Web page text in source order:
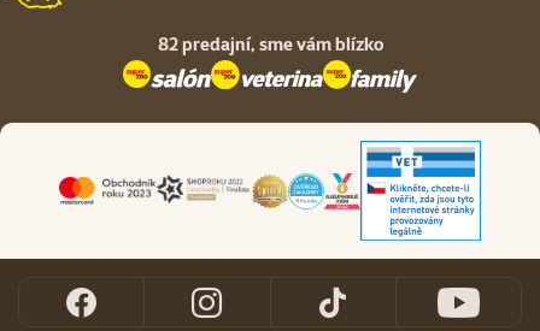
82 predajní, sme vám blízko